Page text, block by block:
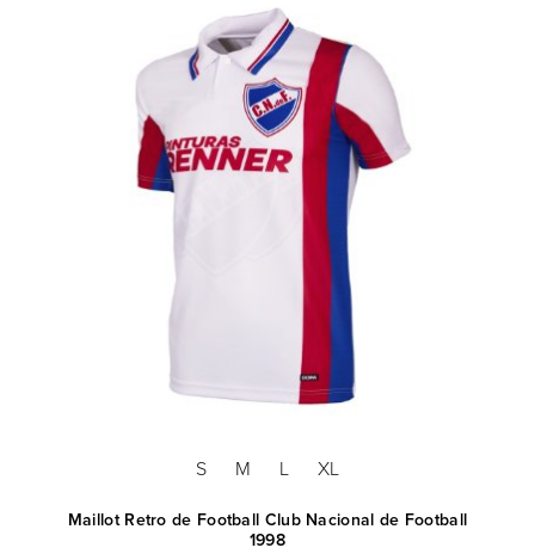
S M L XL
Maillot Retro de Football Club Nacional de Football
1998